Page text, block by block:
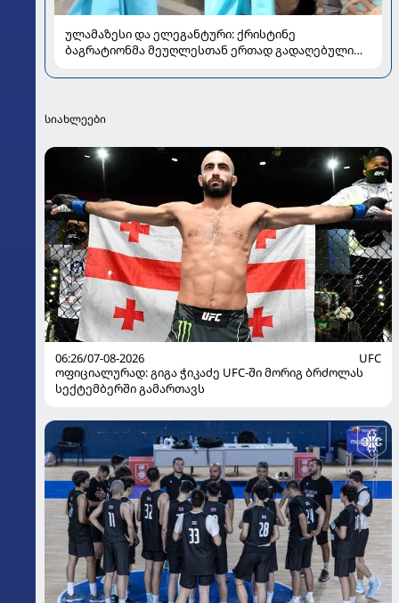
ულამაზესი და ელეგანტური: ქრისტინე
ბაგრატიონმა მეუღლესთან ერთად გადაღებული
სიახლეები
06:26/07-08-2026
UFC
ოფიციალურად: გიგა ჭიკაძე UFC-ში მორიგ ბრძოლას
სექტემბერში გამართავს